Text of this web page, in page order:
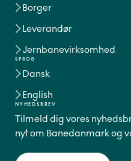
Borger
Leverandør
Jernbanevirksomhed
SPROG
Dansk
English
NYHEDSBREV
Tilmeld dig vores
nyt om Banedanmark og